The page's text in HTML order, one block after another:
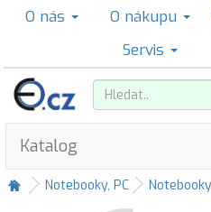
O nás O nákupu
Servis
Katalog
Notebooky, PC